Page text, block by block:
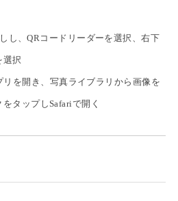
し、QRコードリーダーを選択、右下
選択
を開き、写真ライブラリから画像を
タップしSafariで開く